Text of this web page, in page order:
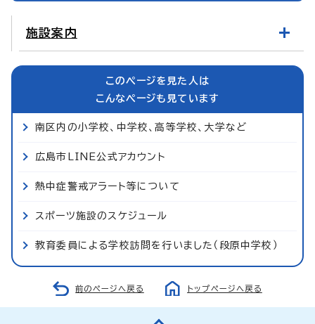
施設案内
このページを見た人は
こんなページも見ています
南区内の小学校、中学校、高等学校、大学など
広島市LINE公式アカウント
熱中症警戒アラート等について
スポーツ施設のスケジュール
教育委員による学校訪問を行いました（段原中学校）
前のページへ戻る トップページへ戻る